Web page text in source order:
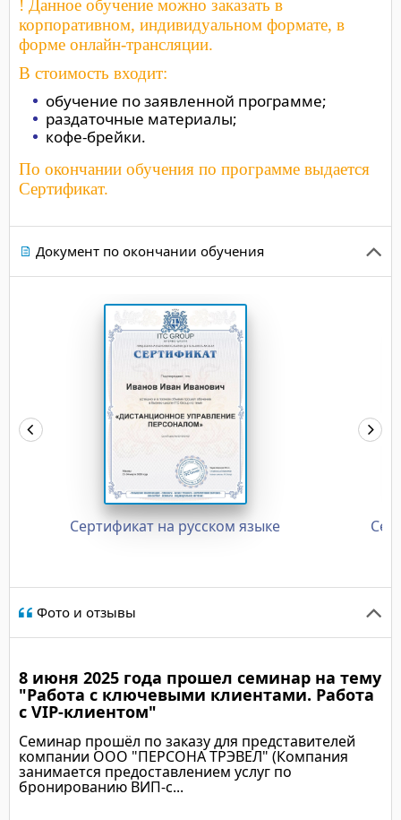
! Данное обучение можно заказать в
корпоративном, индивидуальном формате, в
форме онлайн-трансляции.
В стоимость входит:
обучение по заявленной программе;
раздаточные материалы;
кофе-брейки.
По окончании обучения по программе выдается
Сертификат.
Документ по окончании обучения
Сертификат на русском языке
Фото и отзывы
8 июня 2025 года прошел семинар на тему
"Работа с ключевыми клиентами. Работа
с VIP-клиентом"
Семинар прошёл по заказу для представителей
компании ООО "ПЕРСОНА ТРЭВЕЛ" (Компания
занимается предоставлением услуг по
бронированию ВИП-с...